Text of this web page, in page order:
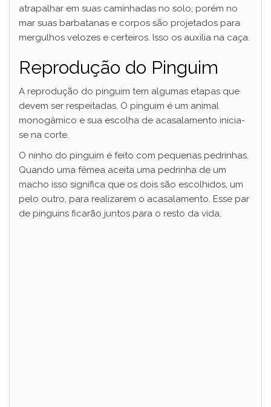
atrapalhar em suas caminhadas no solo, porém no
mar suas barbatanas e corpos são projetados para
mergulhos velozes e certeiros. Isso os auxilia na caça.
Reprodução do Pinguim
A reprodução do pinguim tem algumas etapas que
devem ser respeitadas. O pinguim é um animal
monogâmico e sua escolha de acasalamento inicia-
se na corte.
O ninho do pinguim é feito com pequenas pedrinhas.
Quando uma fêmea aceita uma pedrinha de um
macho isso significa que os dois são escolhidos, um
pelo outro, para realizarem o acasalamento. Esse par
de pinguins ficarão juntos para o resto da vida.